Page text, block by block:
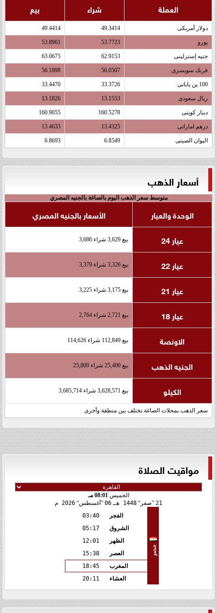
العملة شراء بيع
دولار أمريكى 49.3414
49.4414
يورو 53.7723
53.8961
جنيه إسترلينى 62.9153
63.0675
فرنك سويسرى 56.0507
56.1898
100 ين يابانى 33.3726
33.4470
ريال سعودى 13.1553
13.1826
دينار كويتى 160.5278
160.9055
درهم اماراتى 13.4325
13.4633
اليوان الصينى 6.8549
6.8693
أسعار الذهب
متوسط سعر الذهب اليوم بالصاغة بالجنيه المصري
الوحدة والعيار
الأسعار بالجنيه المصري
عيار 24
بيع 3,629 شراء 3,686
عيار 22 بيع 3,326 شراء 3,379
عيار 21 بيع 3,175 شراء 3,225
عيار 18 بيع 2,721 شراء 2,764
الاونصة بيع 112,849 شراء 114,626
الجنيه الذهب بيع 25,400 شراء 25,800
الكيلو بيع 3,628,571 شراء 3,685,714
سعر الذهب بمحلات الصاغة تختلف بين منطقة وأخرى
مواقيت الصلاة
الخميس08:01 مـ
21 صفر 1448 هـ 06 أغسطس 2026 م
مصر
الفجر
03:40
الشروق
05:17
الظهر
12:01
العصر
15:38
المغرب
18:45
العشاء
20:11